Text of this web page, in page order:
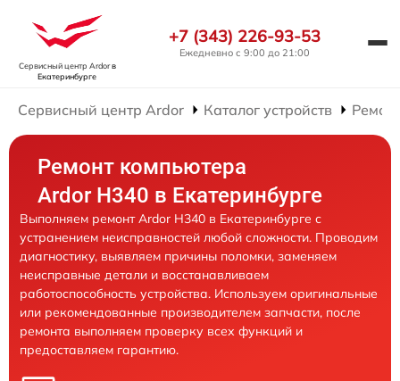
Сервисный центр Ardorв
Екатеринбурге
+7 (343) 226-93-53
Ежедневно с 9:00 до 21:00
Сервисный центр Ardor Каталог устройств
Ремонт компьютера
Ardor H340 в Екатеринбурге
Выполняем ремонт Ardor H340 в Екатеринбурге с
устранением неисправностей любой сложности. Проводим
диагностику, выявляем причины поломки, заменяем
неисправные детали и восстанавливаем
работоспособность устройства. Используем оригинальные
или рекомендованные производителем запчасти, после
ремонта выполняем проверку всех функций и
предоставляем гарантию.